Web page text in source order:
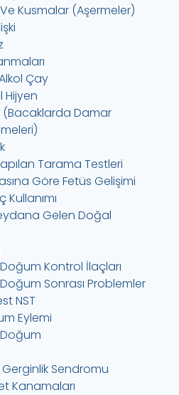
Kusmalar (Aşermeler)
Çay
Hijyen
(Bacaklarda Damar
Tarama Testleri
Göre Fetüs Gelişimi
Gelen Doğal
Kontrol İlaçları
Sonrası Problemler
NST
Eylemi
Sendromu
Kanamaları